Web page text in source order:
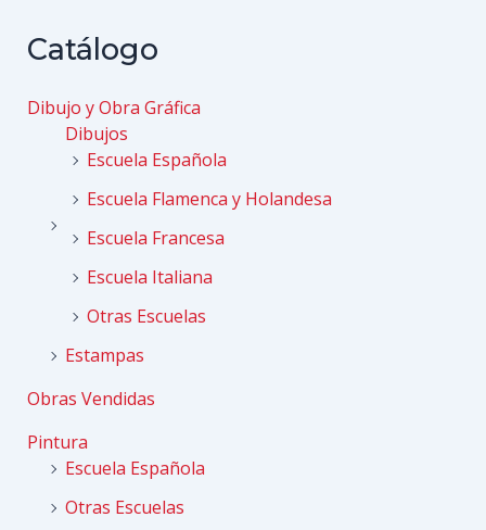
entradas
Catálogo
Dibujo y Obra Gráfica
Dibujos
Escuela Española
Escuela Flamenca y Holandesa
Escuela Francesa
Escuela Italiana
Otras Escuelas
Estampas
Obras Vendidas
Pintura
Escuela Española
Otras Escuelas